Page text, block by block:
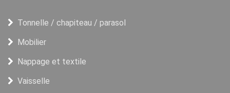
Tonnelle / chapiteau / parasol
Mobilier
Nappage et textile
Vaisselle